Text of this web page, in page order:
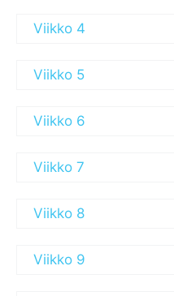
Viikko 4
Viikko 5
Viikko 6
Viikko 7
Viikko 8
Viikko 9